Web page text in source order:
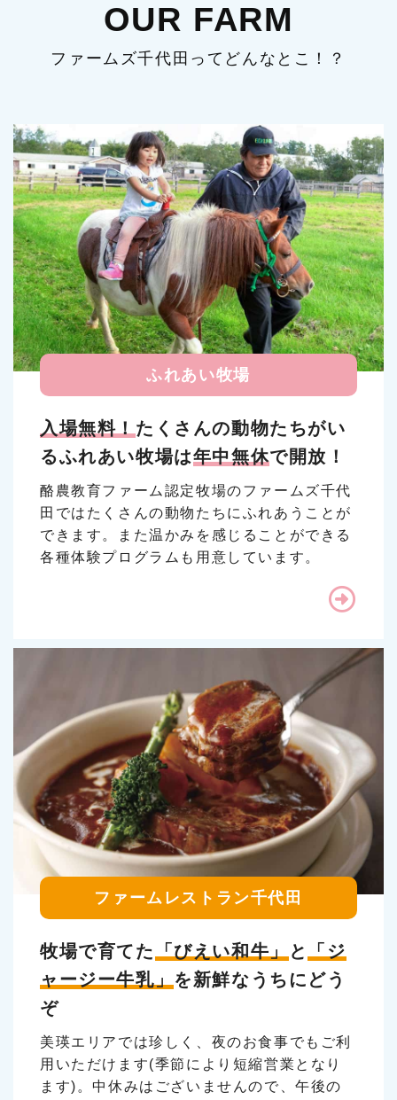
OUR FARM
ファームズ千代田ってどんなとこ！？
ふれあい牧場
入場無料！ たくさんの動物たちがい
るふれあい牧場は年中無休で開放！
酪農教育ファーム認定牧場のファームズ千代
田ではたくさんの動物たちにふれあうことが
できます。また温かみを感じることができる
各種体験プログラムも用意しています。
ファームレストラン千代田
牧場で育てた 「びえい和牛」 と
「ジ
ャージー牛乳」 を新鮮なうちにどう
ぞ
美瑛エリアでは珍しく、夜のお食事でもご利
用いただけます(季節により短縮営業となり
ます)。中休みはございませんので、午後の